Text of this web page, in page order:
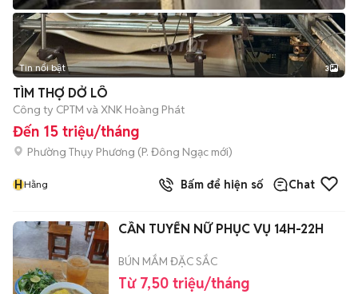
Tin nổi bật 3
TÌM THỢ DỞ LÔ
Công ty CPTM và XNK Hoàng Phát
Đến 15 triệu/tháng
Phường Thụy Phương (P. Đông Ngạc mới)
HHằng Bấm để hiện số Chat
CẦN TUYỂN NỮ PHỤC VỤ 14H-22H
BÚN MẮM ĐẶC SẮC
Từ 7,50 triệu/tháng